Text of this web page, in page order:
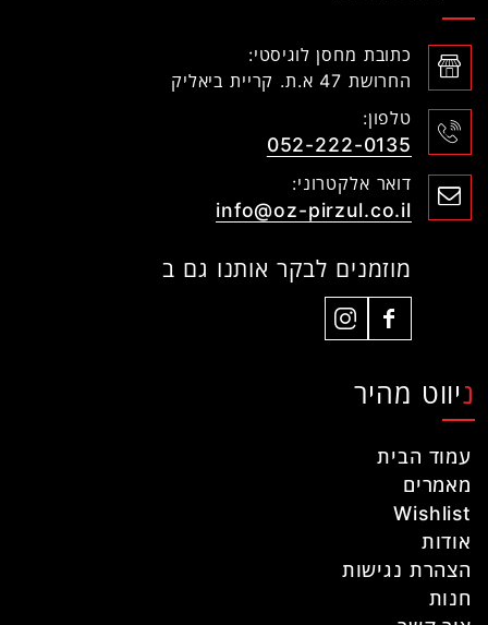
כתובת מחסן לוגיסטי:
החרושת 47 א.ת. קריית ביאליק
טלפון:
052-222-0135
דואר אלקטרוני:
info@oz-pirzul.co.il
מוזמנים לבקר אותנו גם ב
ניווט מהיר
עמוד הבית
מאמרים
Wishlist
אודות
הצהרת נגישות
חנות